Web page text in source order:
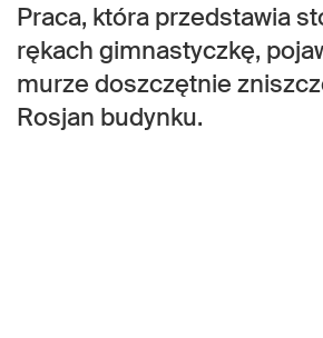
Praca, która przedstawia
rękach gimnastyczkę,
murze doszczętnie
Rosjan budynku.